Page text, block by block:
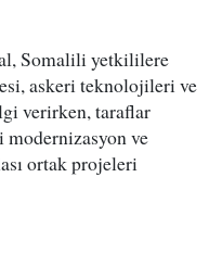
Somalili yetkililere
askeri teknolojileri ve
verirken, taraflar
ve
ortak projeleri